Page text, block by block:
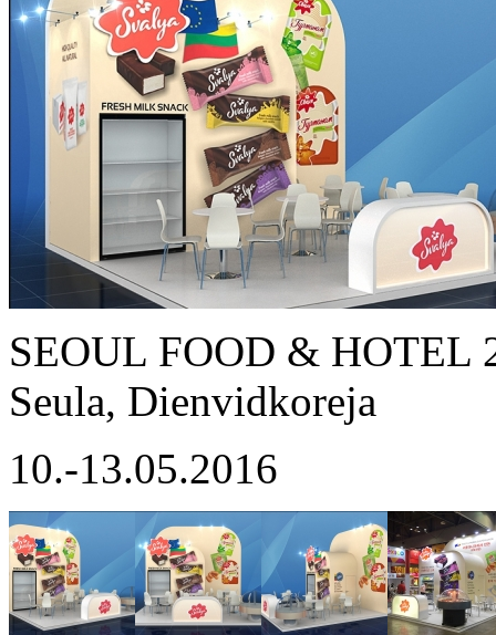
SEOUL FOOD & HOTEL
Seula, Dienvidkoreja
10.-13.05.2016